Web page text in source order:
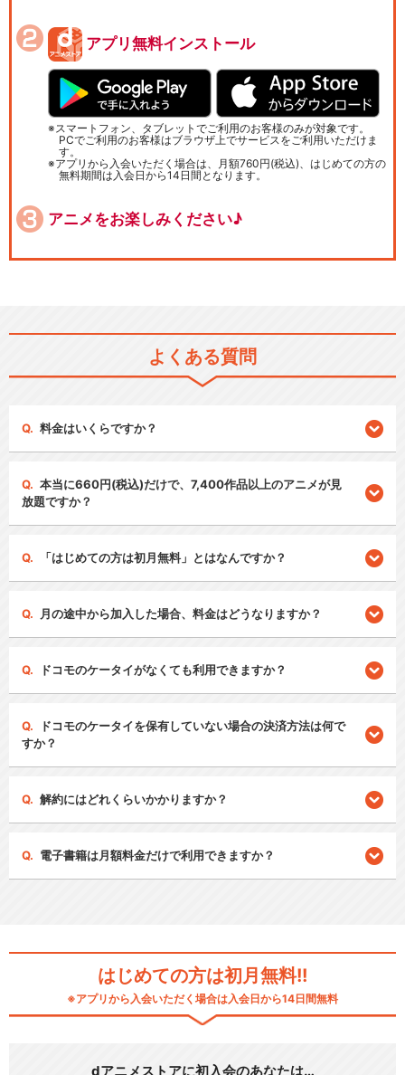
アプリ無料インストール
スマートフォン、タブレットでご利用のお客様のみが対象です。
PCでご利用のお客様はブラウザ上でサービスをご利用いただけま
す。
アプリから入会いただく場合は、月額760円(税込)、はじめての方の
無料期間は入会日から14日間となります。
アニメをお楽しみください♪
よくある質問
料金はいくらですか？
本当に660円(税込)だけで、7,400作品以上のアニメが見
放題ですか？
「はじめての方は初月無料」とはなんですか？
月の途中から加入した場合、料金はどうなりますか？
ドコモのケータイがなくても利用できますか？
ドコモのケータイを保有していない場合の決済方法は何で
すか？
解約にはどれくらいかかりますか？
電子書籍は月額料金だけで利用できますか？
はじめての方は初月無料!!
※アプリから入会いただく場合は入会日から14日間無料
dアニメストアに初入会のあなたは…